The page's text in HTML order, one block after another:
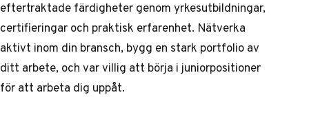
eftertraktade färdigheter genom yrkesutbildningar,
certifieringar och praktisk erfarenhet. Nätverka
aktivt inom din bransch, bygg en stark portfolio av
ditt arbete, och var villig att börja i juniorpositioner
för att arbeta dig uppåt.